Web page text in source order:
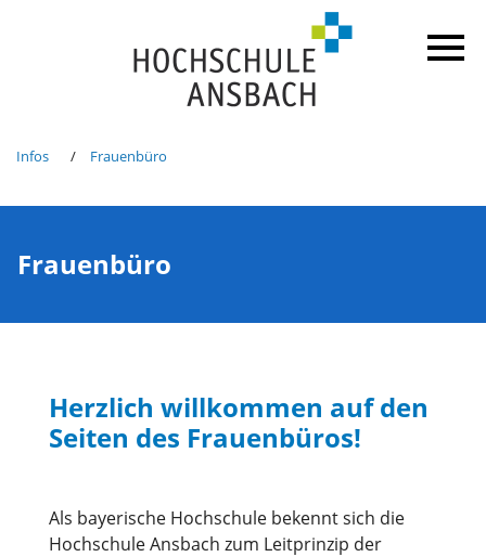
Infos Frauenbüro
Frauenbüro
Herzlich willkommen auf den
Seiten des Frauenbüros!
Als bayerische Hochschule bekennt sich die
Hochschule Ansbach zum Leitprinzip der